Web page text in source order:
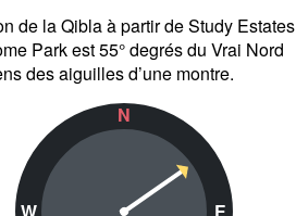
de la Qibla à partir de Study Estates
Park est 55° degrés du Vrai Nord
des aiguilles d’une montre.
N